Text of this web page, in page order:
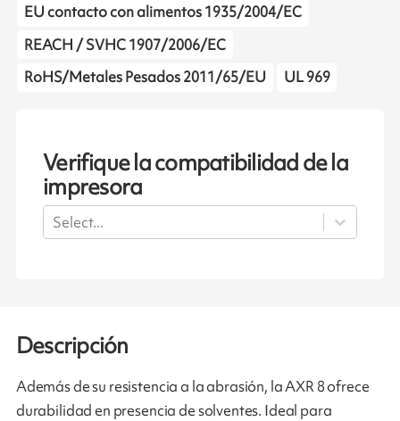
EU contacto con alimentos 1935/2004/EC
REACH / SVHC 1907/2006/EC
RoHS/Metales Pesados 2011/65/EU
UL 969
Verifique la compatibilidad de la
impresora
Select...
Descripción
Además de su resistencia a la abrasión, la AXR 8 ofrece
durabilidad en presencia de solventes. Ideal para